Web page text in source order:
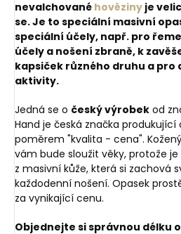
nevalchované hověziny je
se. Je to speciální masivní
speciální účely, např. pro
účely a nošení zbraně, k
kapsiček různého druhu a
aktivity.
Jedná se o český výrobek od
Hand je česká značka
poměrem "kvalita - cena".
vám bude sloužit věky, protože
z masivní kůže, která si zachová
každodenní nošení. Opasek
za vynikající cenu.
Objednejte si správnou délku